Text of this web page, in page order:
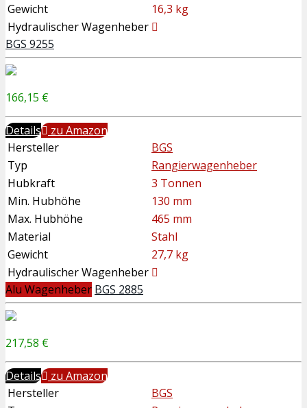
Gewicht
16,3 kg
Hydraulischer Wagenheber
BGS 9255
166,15 €
Details
zu Amazon
Hersteller
BGS
Typ
Rangierwagenheber
Hubkraft
3 Tonnen
Min. Hubhöhe
130 mm
Max. Hubhöhe
465 mm
Material
Stahl
Gewicht
27,7 kg
Hydraulischer Wagenheber
Alu Wagenheber BGS 2885
217,58 €
Details
zu Amazon
Hersteller
BGS